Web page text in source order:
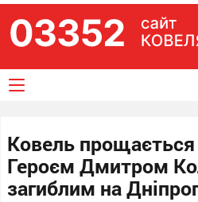
Ковель
Героєм Дмитром
загиблим на